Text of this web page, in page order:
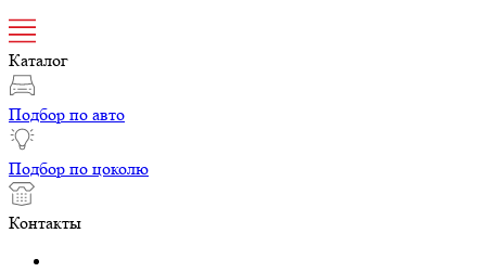
Каталог
Подбор по авто
Подбор по цоколю
Контакты